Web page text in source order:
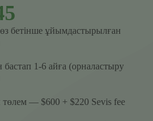
бетінше ұйымдастырылған
бастап 1-6 айға (орналастыру
— $600 + $220 Sevis fee